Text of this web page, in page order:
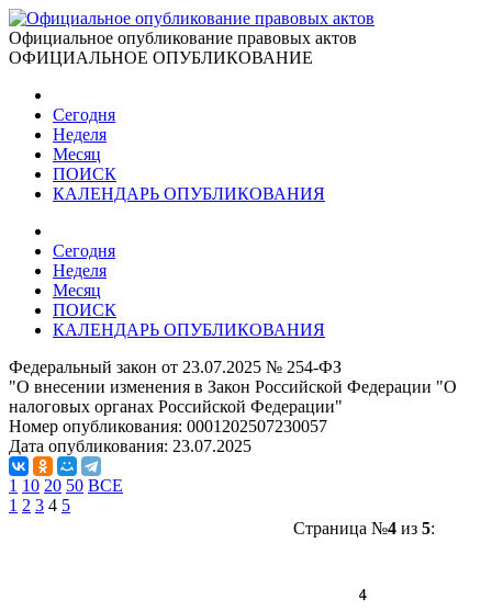
Официальное опубликование правовых актов
ОФИЦИАЛЬНОЕ ОПУБЛИКОВАНИЕ
Сегодня
Неделя
Месяц
ПОИСК
КАЛЕНДАРЬ ОПУБЛИКОВАНИЯ
Сегодня
Неделя
Месяц
ПОИСК
КАЛЕНДАРЬ ОПУБЛИКОВАНИЯ
Федеральный закон от 23.07.2025 № 254-ФЗ
"О внесении изменения в Закон Российской Федерации "О
налоговых органах Российской Федерации"
Номер опубликования: 0001202507230057
Дата опубликования: 23.07.2025
1 10 20 50 ВСЕ
1 2 3 4 5
Страница №4из 5: